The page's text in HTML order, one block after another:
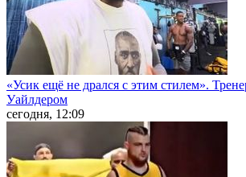
«Усик ещё не дрался с этим стилем».
Уайлдером
сегодня, 12:09